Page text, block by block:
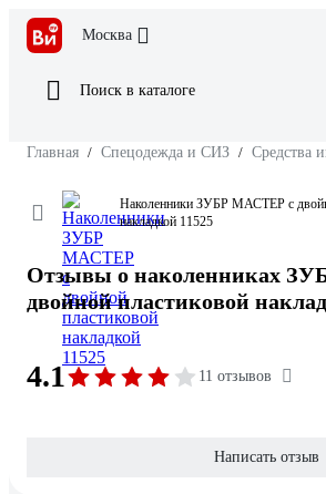
Москва
Поиск в каталоге
Главная / Спецодежда и СИЗ / Средства
Наколенники ЗУБР МАСТЕР с
накладкой 11525
Отзывы о наколенниках
двойной пластиковой
4.1 11 отзывов
Написать отзыв